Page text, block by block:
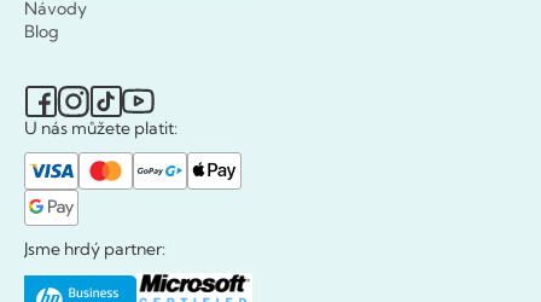
Návody
Blog
U nás můžete platit:
Jsme hrdý partner: